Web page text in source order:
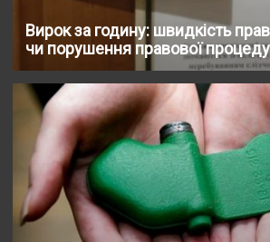
Вирок за годину: швидкість
чи порушення правової